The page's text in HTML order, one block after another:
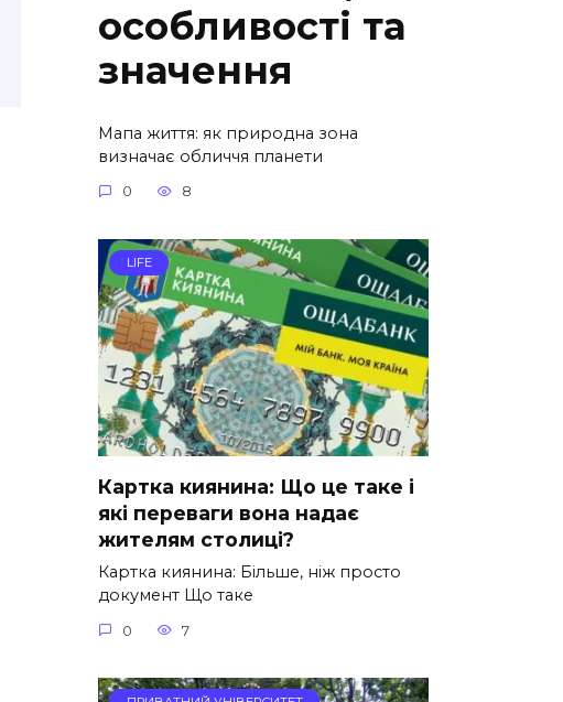
особливості та
значення
Мапа життя: як природна зона
визначає обличчя планети
0 8
LIFE
Картка киянина: Що це таке і
які переваги вона надає
жителям столиці?
Картка киянина: Більше, ніж просто
документ Що таке
0 7